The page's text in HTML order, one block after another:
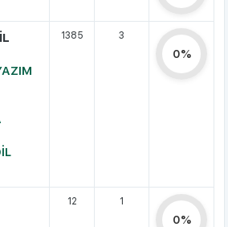
1385 3
0%
12 1
0%